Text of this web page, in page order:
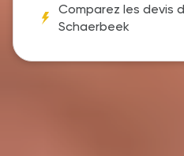
Comparez les devis
Schaerbeek